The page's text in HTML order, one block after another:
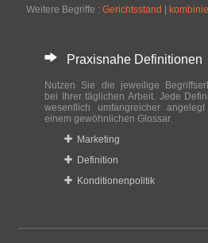
Weitere Begriffe : Gerichtsstand
Praxisnahe Definitionen
Nutzen Sie die jeweilige
bei Ihrer täglichen Arbeit. Jede
wesentlich umfangreicher
einem gewöhnlichen Glossar.
Marketing
Definition
Konditionenpolitik